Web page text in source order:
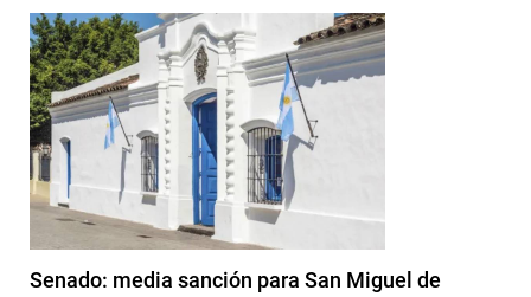
Senado: media sanción para San Miguel de